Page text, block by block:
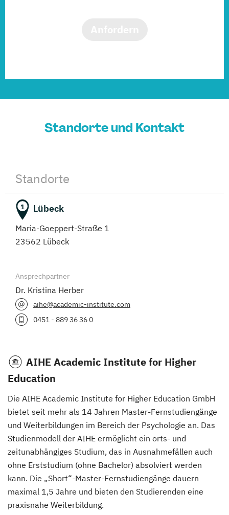
Standorte und Kontakt
Standorte
1 Lübeck
Maria-Goeppert-Straße 1
23562 Lübeck
Ansprechpartner
Dr. Kristina Herber
aihe@academic-institute.com
0451 - 889 36 36 0
AIHE Academic Institute for Higher
Education
Die AIHE Academic Institute for Higher Education GmbH
bietet seit mehr als 14 Jahren Master-Fernstudiengänge
und Weiterbildungen im Bereich der Psychologie an. Das
Studienmodell der AIHE ermöglicht ein orts- und
zeitunabhängiges Studium, das in Ausnahmefällen auch
ohne Erststudium (ohne Bachelor) absolviert werden
kann. Die „Short“-Master-Fernstudiengänge dauern
maximal 1,5 Jahre und bieten den Studierenden eine
praxisnahe Weiterbildung.